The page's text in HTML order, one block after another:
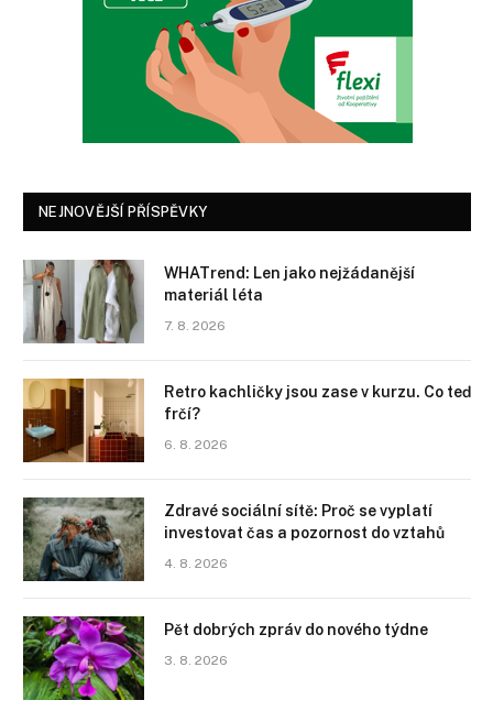
NEJNOVĚJŠÍ PŘÍSPĚVKY
WHATrend: Len jako nejžádanější
materiál léta
7. 8. 2026
Retro kachličky jsou zase v kurzu. Co teď
frčí?
6. 8. 2026
Zdravé sociální sítě: Proč se vyplatí
investovat čas a pozornost do vztahů
4. 8. 2026
Pět dobrých zpráv do nového týdne
3. 8. 2026